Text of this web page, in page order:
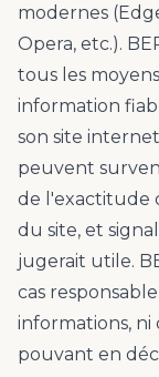
modernes
Opera, etc.).
tous les
information
son site
peuvent
de l'exactitude
du site, et
jugerait utile.
cas
informations,
pouvant en